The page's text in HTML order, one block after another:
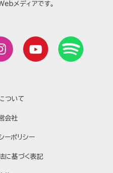
メディアです。
ついて
会社
ーポリシー
に基づく表記